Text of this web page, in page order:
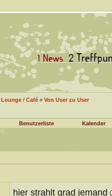
Lounge / Café» Von User zu User
Benutzerliste Kalender
hier strahlt grad jemand